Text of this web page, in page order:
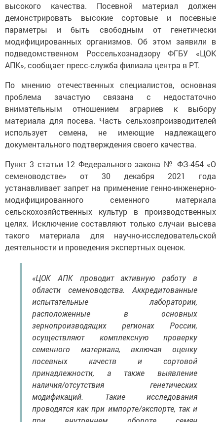
высокого качества. Посевной материал должен
демонстрировать высокие сортовые и посевные
параметры и быть свободным от генетически
модифицированных организмов. Об этом заявили в
подведомственном Россельхознадзору ФГБУ «ЦОК
АПК», сообщает пресс-служба филиала центра в РТ.
По мнению отечественных специалистов, основная
проблема зачастую связана с недостаточно
внимательным отношением аграриев к выбору
материала для посева. Часть сельхозпроизводителей
использует семена, не имеющие надлежащего
документального подтверждения своего качества.
Пункт 3 статьи 12 Федерального закона № ФЗ-454 «О
семеноводстве» от 30 декабря 2021 года
устанавливает запрет на применение генно-инженерно-
модифицированного семенного материала
сельскохозяйственных культур в производственных
целях. Исключение составляют только случаи высева
такого материала для научно-исследовательской
деятельности и проведения экспертных оценок.
«ЦОК АПК проводит активную работу в
области семеноводства. Аккредитованные
испытательные лаборатории,
расположенные в основных
зернопроизводящих регионах России,
осуществляют комплексную проверку
семенного материала, включая оценку
посевных качеств и сортовой
принадлежности, а также выявление
наличия/отсутствия генетических
модификаций. Такие исследования
проводятся как при импорте/экспорте, так и